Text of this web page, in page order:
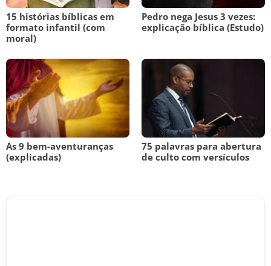
15 histórias bíblicas em
formato infantil (com
moral)
Pedro nega Jesus 3 vezes:
explicação bíblica (Estudo)
As 9 bem-aventuranças
(explicadas)
75 palavras para abertura
de culto com versículos